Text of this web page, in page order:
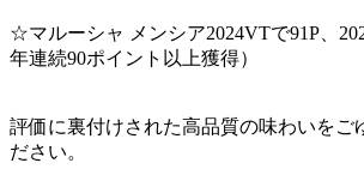
☆マルーシャ メンシア2024VTで91P、
年連続90ポイント以上獲得）
評価に裏付けされた高品質の味わいをご
ださい。